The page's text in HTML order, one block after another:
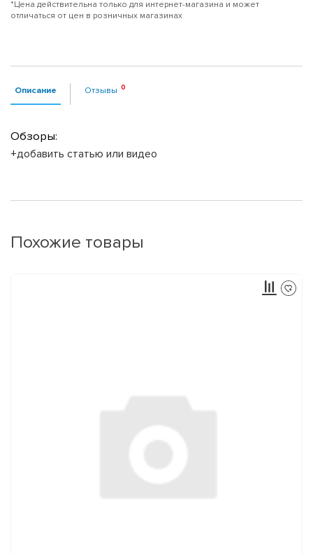
*Цена действительна только для интернет-магазина и может
отличаться от цен в розничных магазинах
Описание Отзывы
Обзоры:
+добавить статью или видео
Похожие товары